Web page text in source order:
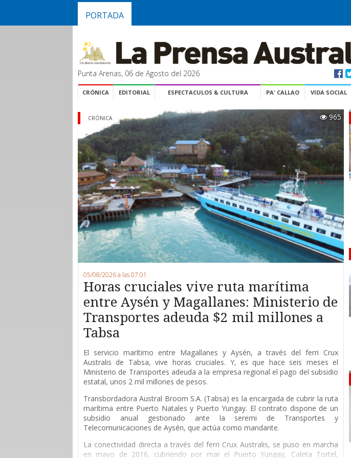
PORTADA
Punta Arenas, 06 de Agosto del 2026
CRÓNICA EDITORIAL ESPECTACULOS & CULTURA PA' CALLAO VIDA SOCIAL
965
CRÓNICA
05/08/2026 a las 07:01
Horas cruciales vive ruta marítima
entre Aysén y Magallanes: Ministerio de
Transportes adeuda $2 mil millones a
Tabsa
El servicio marítimo entre Magallanes y Aysén, a través del ferri Crux
Australis de Tabsa, vive horas cruciales. Y, es que hace seis meses el
Ministerio de Transportes adeuda a la empresa regional el pago del subsidio
estatal, unos 2 mil millones de pesos.
Transbordadora Austral Broom S.A. (Tabsa) es la encargada de cubrir la ruta
marítima entre Puerto Natales y Puerto Yungay. El contrato dispone de un
subsidio anual gestionado ante la seremi de Transportes y
Telecomunicaciones de Aysén, que actúa como mandante.
La conectividad directa a través del ferri Crux Australis, se puso en marcha
en mayo de 2016, cubriendo por mar el Puerto Yungay, Caleta Tortel,